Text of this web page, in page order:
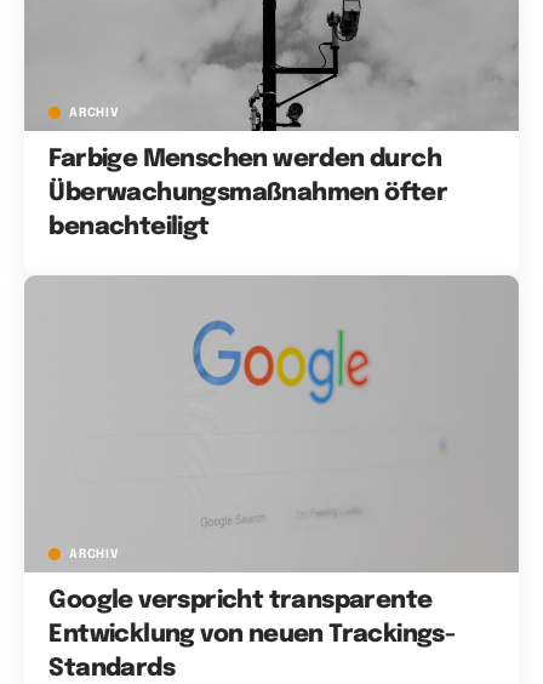
ARCHIV
Farbige Menschen werden durch
Überwachungsmaßnahmen öfter
benachteiligt
ARCHIV
Google verspricht transparente
Entwicklung von neuen Trackings-
Standards